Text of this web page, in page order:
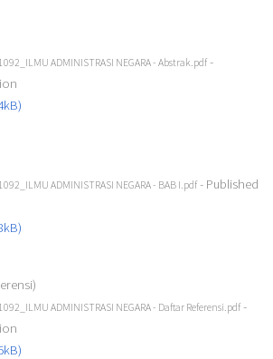
ADMINISTRASI NEGARA - Abstrak.pdf-
ADMINISTRASI NEGARA - BAB I.pdf- Published
ADMINISTRASI NEGARA - Daftar Referensi.pdf-